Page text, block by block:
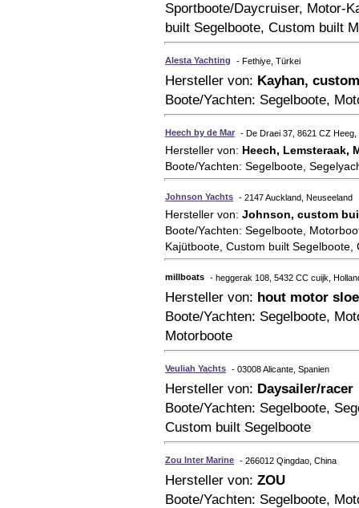
Sportboote/Daycruiser, Motor-
built Segelboote, Custom built
Alesta Yachting - Fethiye, Türkei
Hersteller von: Kayhan,
Boote/Yachten: Segelboote,
Heech by de Mar - De Draei 37, 8621 CZ Heeg,
Hersteller von: Heech, Lemsteraak,
Boote/Yachten: Segelboote,
Johnson Yachts - 2147 Auckland, Neuseeland
Hersteller von: Johnson, custom
Boote/Yachten: Segelboote,
Kajütboote, Custom built
millboats - heggerak 108, 5432 CC cuijk,
Hersteller von: hout motor
Boote/Yachten: Segelboote,
Motorboote
Veuliah Yachts - 03008 Alicante, Spanien
Hersteller von: Daysailer/racer
Boote/Yachten: Segelboote,
Custom built Segelboote
Zou Inter Marine - 266012 Qingdao, China
Hersteller von: ZOU
Boote/Yachten: Segelboote,